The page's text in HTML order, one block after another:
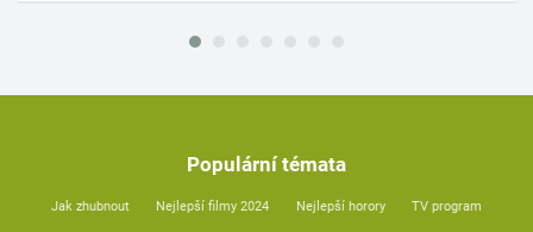
Populární témata
Jak zhubnout Nejlepší filmy 2024 Nejlepší horory TV program